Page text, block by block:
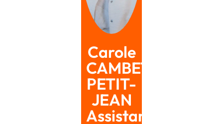
Carole
CAMBET-
PETIT-
JEAN
Assistante